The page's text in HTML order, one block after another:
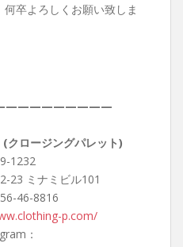
卒よろしくお願い致しま
クロージングパレット)
1232
23 ミナミビル101
46-8816
p.com/
：